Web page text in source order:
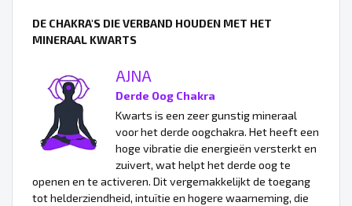
DE CHAKRA'S DIE VERBAND HOUDEN MET HET
MINERAAL KWARTS
AJNA
Derde Oog Chakra
Kwarts is een zeer gunstig mineraal
voor het derde oogchakra. Het heeft een
hoge vibratie die energieën versterkt en
zuivert, wat helpt het derde oog te
openen en te activeren. Dit vergemakkelijkt de toegang
tot helderziendheid, intuïtie en hogere waarneming, die